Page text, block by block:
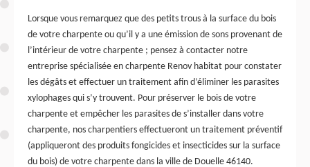
Lorsque vous remarquez que des petits trous à la surface du bois
de votre charpente ou qu’il y a une émission de sons provenant de
l’intérieur de votre charpente ; pensez à contacter notre
entreprise spécialisée en charpente Renov habitat pour constater
les dégâts et effectuer un traitement afin d’éliminer les parasites
xylophages qui s’y trouvent. Pour préserver le bois de votre
charpente et empêcher les parasites de s’installer dans votre
charpente, nos charpentiers effectueront un traitement préventif
(appliqueront des produits fongicides et insecticides sur la surface
du bois) de votre charpente dans la ville de Douelle 46140.